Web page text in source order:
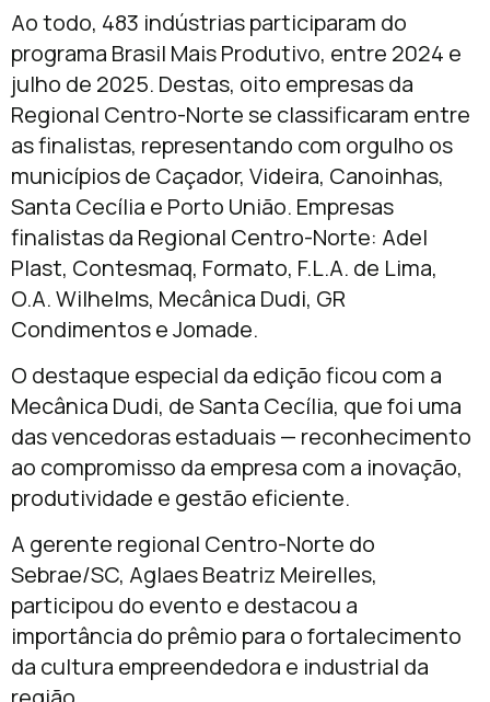
Ao todo, 483 indústrias participaram do
programa Brasil Mais Produtivo, entre 2024 e
julho de 2025. Destas, oito empresas da
Regional Centro-Norte se classificaram entre
as finalistas, representando com orgulho os
municípios de Caçador, Videira, Canoinhas,
Santa Cecília e Porto União. Empresas
finalistas da Regional Centro-Norte: Adel
Plast, Contesmaq, Formato, F.L.A. de Lima,
O.A. Wilhelms, Mecânica Dudi, GR
Condimentos e Jomade.
O destaque especial da edição ficou com a
Mecânica Dudi, de Santa Cecília, que foi uma
das vencedoras estaduais — reconhecimento
ao compromisso da empresa com a inovação,
produtividade e gestão eficiente.
A gerente regional Centro-Norte do
Sebrae/SC, Aglaes Beatriz Meirelles,
participou do evento e destacou a
importância do prêmio para o fortalecimento
da cultura empreendedora e industrial da